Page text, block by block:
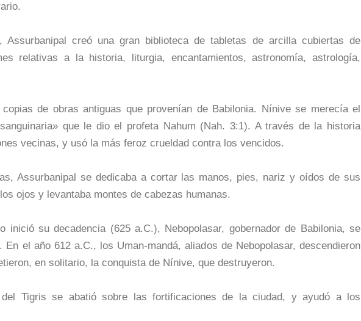
Assurbanipal creó una gran biblioteca de tabletas de arcilla cubiertas de
relativas a la historia, liturgia, encantamientos, astronomía, astrología,
de obras antiguas que provenían de Babilonia. Nínive se merecía el
que le dio el profeta Nahum (Nah. 3:1). A través de la historia
vecinas, y usó la más feroz crueldad contra los vencidos.
Assurbanipal se dedicaba a cortar las manos, pies, nariz y oídos de sus
ojos y levantaba montes de cabezas humanas.
inició su decadencia (625 a.C.), Nebopolasar, gobernador de Babilonia, se
En el año 612 a.C., los Uman-mandá, aliados de Nebopolasar, descendieron
en solitario, la conquista de Nínive, que destruyeron.
del Tigris se abatió sobre las fortificaciones de la ciudad, y ayudó a los